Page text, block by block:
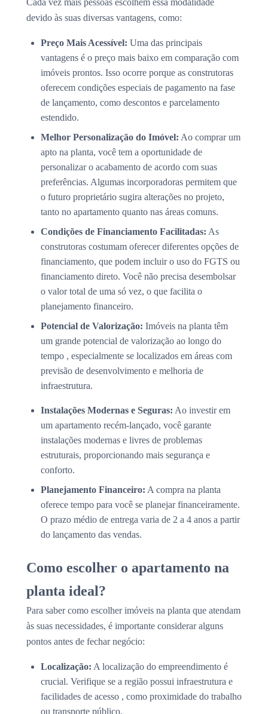
Cada vez mais pessoas escolhem essa modalidade
devido às suas diversas vantagens, como:
Preço Mais Acessível: Uma das principais
vantagens é o preço mais baixo em comparação com
imóveis prontos. Isso ocorre porque as construtoras
oferecem condições especiais de pagamento na fase
de lançamento, como descontos e parcelamento
estendido.
Melhor Personalização do Imóvel: Ao comprar um
apto na planta, você tem a oportunidade de
personalizar o acabamento de acordo com suas
preferências. Algumas incorporadoras permitem que
o futuro proprietário sugira alterações no projeto,
tanto no apartamento quanto nas áreas comuns.
Condições de Financiamento Facilitadas: As
construtoras costumam oferecer diferentes opções de
financiamento, que podem incluir o uso do FGTS ou
financiamento direto. Você não precisa desembolsar
o valor total de uma só vez, o que facilita o
planejamento financeiro.
Potencial de Valorização: Imóveis na planta têm
um grande potencial de valorização ao longo do
tempo , especialmente se localizados em áreas com
previsão de desenvolvimento e melhoria de
infraestrutura.
Instalações Modernas e Seguras: Ao investir em
um apartamento recém-lançado, você garante
instalações modernas e livres de problemas
estruturais, proporcionando mais segurança e
conforto.
Planejamento Financeiro: A compra na planta
oferece tempo para você se planejar financeiramente.
O prazo médio de entrega varia de 2 a 4 anos a partir
do lançamento das vendas.
Como escolher o apartamento na
planta ideal?
Para saber como escolher imóveis na planta que atendam
às suas necessidades, é importante considerar alguns
pontos antes de fechar negócio:
Localização: A localização do empreendimento é
crucial. Verifique se a região possui infraestrutura e
facilidades de acesso , como proximidade do trabalho
ou transporte público.